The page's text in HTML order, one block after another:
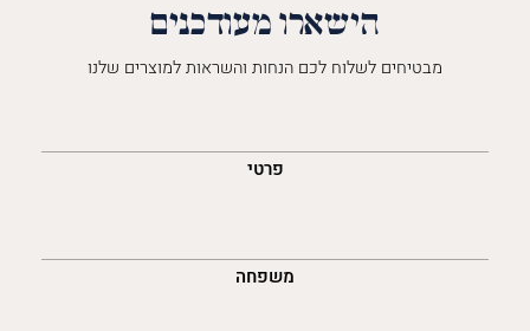
הישארו מעודכנים
מבטיחים לשלוח לכם הנחות והשראות למוצרים שלנו
פרטי
משפחה